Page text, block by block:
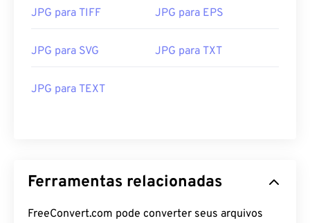
JPG para TIFF JPG para EPS
JPG para SVG JPG para TXT
JPG para TEXT
Ferramentas relacionadas
FreeConvert.com pode converter seus arquivos